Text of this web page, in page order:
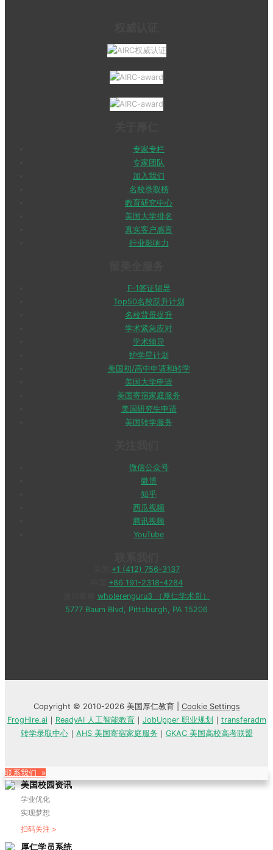
专家专栏
专家团队
加入我们
名校录取榜
教育研究中心
美国大学排名
真实客户感言
行业影响力
F-1签证辅导
Top50名校跃升计划
名校背景提升
学术紧急应对
学术辅导
护学星计划
美国初/高中申请和转学
美国大学申请
美国寄宿家庭服务
美国研究生申请
美国转学服务
微信公众号
微博
知乎
西瓜视频
腾讯视频
YouTube
+1 (412) 756-3137
+86 191-2318-4284
wholerenguru3 （厚仁学术哥）
5777 Baum Blvd, Pittsburgh, PA 15206
Copyright © 2010-2026 美国厚仁教育 | Cookie Settings
FrogHire.ai｜ ReadyAI 人工智能教育｜ JobUpper 职业规划 ｜ transferadm
转学录取中心｜ AHS 美国寄宿家庭服务 ｜ GKAC 美国高校高考联盟
联系我们 »
美国校园资讯
学业优化
实现梦想
扫码关注 >
厚仁学员系统